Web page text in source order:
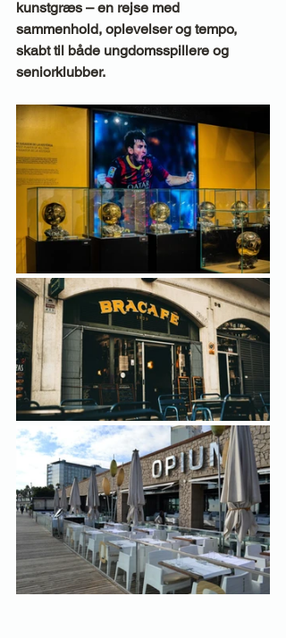
kunstgræs – en rejse med
sammenhold, oplevelser og tempo,
skabt til både ungdomsspillere og
seniorklubber.